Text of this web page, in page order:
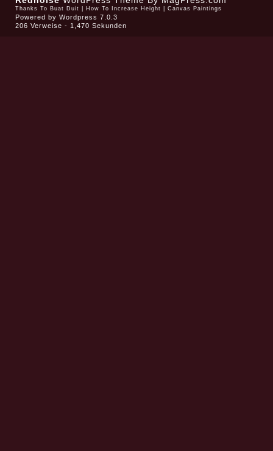
Thanks To Buat Duit How To Increase Height Canvas Paintings
Powered by Wordpress 7.0.3
206 Verweise - 1,470 Sekunden